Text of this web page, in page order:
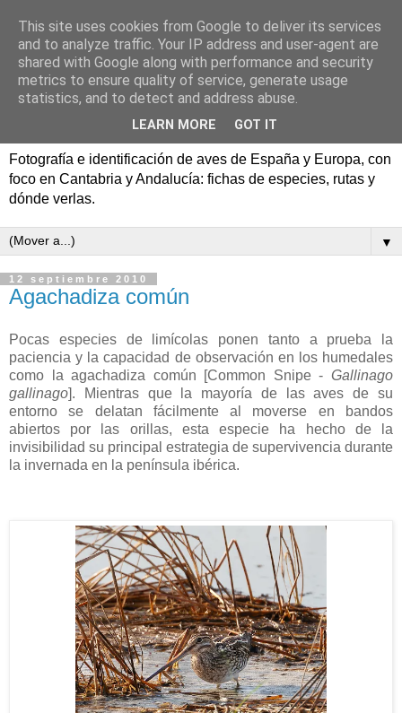
Aves de España y Europa:
fotografía y rutas de
Fotografía e identificación de aves de España y Europa, con
foco en Cantabria y Andalucía: fichas de especies, rutas y
dónde verlas.
▼
12 septiembre 2010
Agachadiza común
Pocas especies de limícolas ponen tanto a prueba la
paciencia y la capacidad de observación en los humedales
como la agachadiza común [Common Snipe - Gallinago
gallinago]. Mientras que la mayoría de las aves de su
entorno se delatan fácilmente al moverse en bandos
abiertos por las orillas, esta especie ha hecho de la
invisibilidad su principal estrategia de supervivencia durante
la invernada en la península ibérica.
This site uses cookies from Google to deliver its services
and to analyze traffic. Your IP address and user-agent are
shared with Google along with performance and security
metrics to ensure quality of service, generate usage
statistics, and to detect and address abuse.
LEARN MORE GOT IT